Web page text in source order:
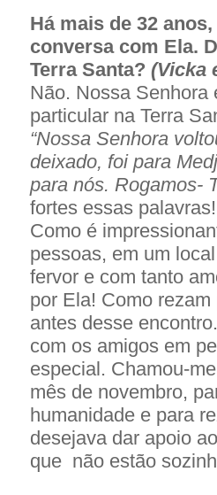
Há mais de 32
conversa com Ela.
Terra Santa? (Vicka
Não. Nossa Senhora
particular na Terra
“Nossa Senhora
deixado, foi para
para nós. Rogamos-
fortes essas palavras!
Como é
pessoas, em um
fervor e com tanto
por Ela! Como
antes desse
com os amigos em
especial. Chamou-
mês de novembro,
humanidade e para
desejava dar apoio
que não estão